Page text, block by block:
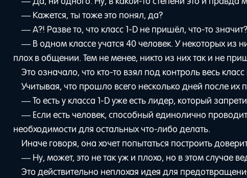
— Кажется, ты тоже это понял, да?
— А?! Разве то, что класс 1-D не пришёл, что-то
— В одном классе учатся 40 человек. У некоторых из
плох в общении. Тем не менее, никто из них так и не
Это означало, что кто-то взял под контроль весь
Учитывая, что прошло всего несколько дней после их
— То есть у класса 1-D уже есть лидер, который
— Если есть человек, способный единолично
необходимости для остальных что-либо делать.
Иначе говоря, она хочет попытаться построить
— Ну, может, это не так уж и плохо, но в этом случае
Это действительно неплохая идея для